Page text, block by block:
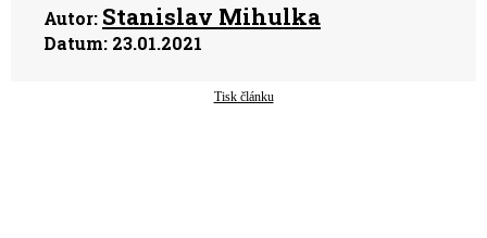
Autor: Stanislav Mihulka
Datum: 23.01.2021
Tisk článku